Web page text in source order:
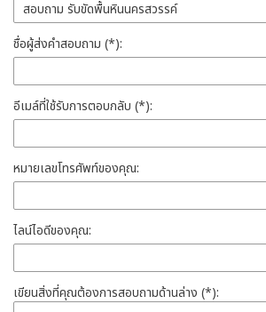
ชื่อผู้ส่งคำสอบถาม (*):
อีเมล์ที่ใช้รับการตอบกลับ (*):
หมายเลขโทรศัพท์ของคุณ:
ไลน์ไอดีของคุณ:
เขียนสิ่งที่คุณต้องการสอบถามด้านล่าง (*):